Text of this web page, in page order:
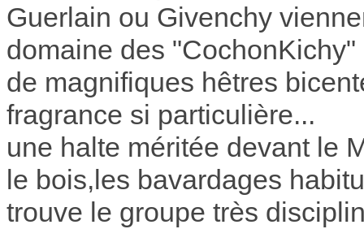
Guerlain ou Givenchy
domaine des
de magnifiques hêtres
fragrance si particulière...
une halte méritée devant le
le bois,les bavardages
trouve le groupe très